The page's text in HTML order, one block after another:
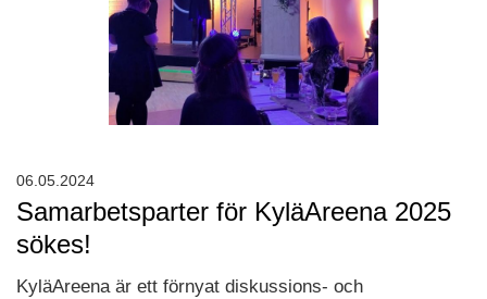
Samarbetsparter för KyläAreena 2025
sökes!
KyläAreena är ett förnyat diskussions- och
06.05.2024